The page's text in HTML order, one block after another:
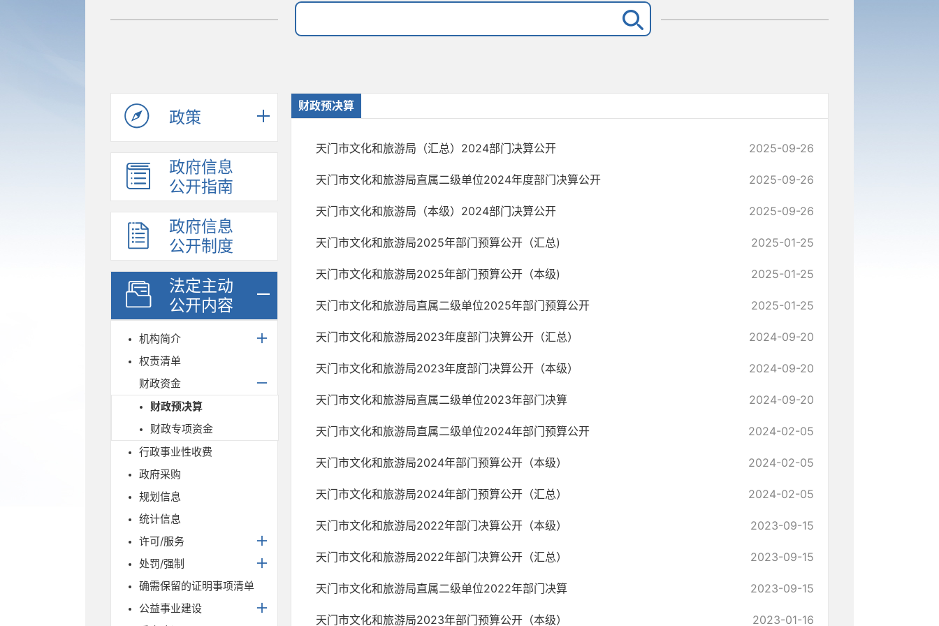
政策
政府信息
公开指南
政府信息
公开制度
法定主动
公开内容
机构简介
权责清单
财政资金
财政预决算
财政专项资金
行政事业性收费
政府采购
规划信息
统计信息
许可/服务
处罚/强制
确需保留的证明事项清单
公益事业建设
财政预决算
天门市文化和旅游局（汇总）2024部门决算公开 2025-09-26
天门市文化和旅游局直属二级单位2024年度部门决算公开 2025-09-26
天门市文化和旅游局（本级）2024部门决算公开 2025-09-26
天门市文化和旅游局2025年部门预算公开（汇总) 2025-01-25
天门市文化和旅游局2025年部门预算公开（本级) 2025-01-25
天门市文化和旅游局直属二级单位2025年部门预算公开 2025-01-25
天门市文化和旅游局2023年度部门决算公开（汇总） 2024-09-20
天门市文化和旅游局2023年度部门决算公开（本级） 2024-09-20
天门市文化和旅游局直属二级单位2023年部门决算 2024-09-20
天门市文化和旅游局直属二级单位2024年部门预算公开 2024-02-05
天门市文化和旅游局2024年部门预算公开（本级） 2024-02-05
天门市文化和旅游局2024年部门预算公开（汇总） 2024-02-05
天门市文化和旅游局2022年部门决算公开（本级） 2023-09-15
天门市文化和旅游局2022年部门决算公开（汇总） 2023-09-15
天门市文化和旅游局直属二级单位2022年部门决算 2023-09-15
天门市文化和旅游局2023年部门预算公开（本级） 2023-01-16